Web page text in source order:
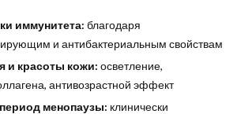
иммунитета: благодаря
и антибактериальным свойствам
и красоты кожи: осветление,
антивозрастной эффект
менопаузы: клинически